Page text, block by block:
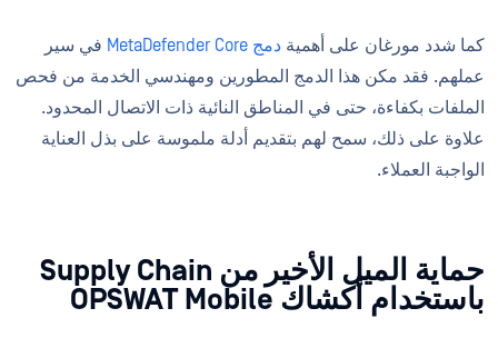
كما شدد مورغان على أهمية دمج MetaDefender Core
في سير
عملهم. فقد مكن هذا الدمج المطورين ومهندسي الخدمة من فحص
الملفات بكفاءة، حتى في المناطق النائية ذات الاتصال المحدود.
علاوة على ذلك، سمح لهم بتقديم أدلة ملموسة على بذل العناية
الواجبة العملاء.
حماية الميل الأخير من Supply Chain
باستخدام أكشاك OPSWAT Mobile